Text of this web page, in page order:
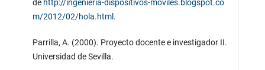
de http://ingenieria-dispositivos-moviles.blogspot.co
m/2012/02/hola.html .
Parrilla, A. (2000). Proyecto docente e investigador II.
Universidad de Sevilla.